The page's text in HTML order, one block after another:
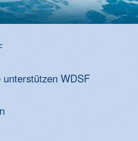
unterstützen WDSF